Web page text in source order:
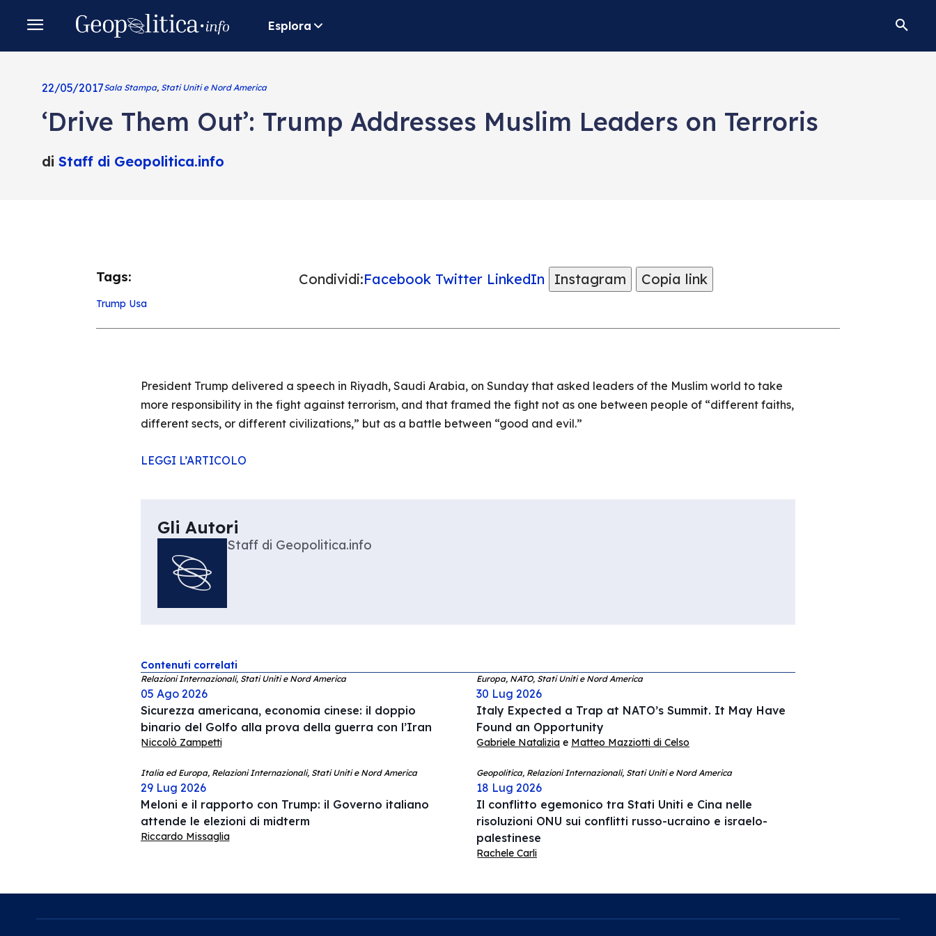
Esplora
22/05/2017Sala Stampa, Stati Uniti e Nord America
‘Drive Them Out’: Trump Addresses Muslim Leaders on Terroris
di Staff di Geopolitica.info
Tags:
Trump Usa
Condividi:Facebook Twitter LinkedIn Instagram Copia link
President Trump delivered a speech in Riyadh, Saudi Arabia, on Sunday that asked leaders of the Muslim world to take
more responsibility in the fight against terrorism, and that framed the fight not as one between people of “different faiths,
different sects, or different civilizations,” but as a battle between “good and evil.”
LEGGI L’ARTICOLO
Gli Autori
Staff di Geopolitica.info
Contenuti correlati
Relazioni Internazionali, Stati Uniti e Nord America
05 Ago 2026
Sicurezza americana, economia cinese: il doppio
binario del Golfo alla prova della guerra con l’Iran
Niccolò Zampetti
Europa, NATO, Stati Uniti e Nord America
30 Lug 2026
Italy Expected a Trap at NATO’s Summit. It May Have
Found an Opportunity
Gabriele Natalizia e Matteo Mazziotti di Celso
Italia ed Europa, Relazioni Internazionali, Stati Uniti e Nord America
29 Lug 2026
Meloni e il rapporto con Trump: il Governo italiano
attende le elezioni di midterm
Riccardo Missaglia
Geopolitica, Relazioni Internazionali, Stati Uniti e Nord America
18 Lug 2026
Il conflitto egemonico tra Stati Uniti e Cina nelle
risoluzioni ONU sui conflitti russo-ucraino e israelo-
palestinese
Rachele Carli